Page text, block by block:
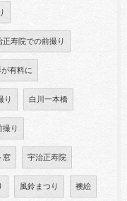
正寿院での前撮り
有料に
り 白川一本橋
撮り
窓 宇治正寿院
風鈴まつり 襖絵